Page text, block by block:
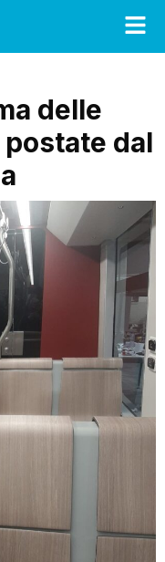
delle
dal